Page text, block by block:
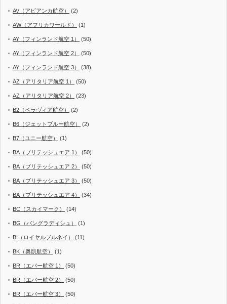
AV（アビアンカ航空） (2)
AW（アフリカワールド） (1)
AY（フィンランド航空 1） (50)
AY（フィンランド航空 2） (50)
AY（フィンランド航空 3） (38)
AZ（アリタリア航空 1） (50)
AZ（アリタリア航空 2） (23)
B2（ベラヴィア航空） (2)
B6（ジェットブルー航空） (2)
B7（ユニー航空） (1)
BA（ブリテッシュエア 1） (50)
BA（ブリテッシュエア 2） (50)
BA（ブリテッシュエア 3） (50)
BA（ブリテッシュエア 4） (34)
BC（スカイマーク） (14)
BG（バングラディシュ） (1)
BI（ロイヤルブルネイ） (11)
BK（奥凱航空） (1)
BR（エバー航空 1） (50)
BR（エバー航空 2） (50)
BR（エバー航空 3） (50)